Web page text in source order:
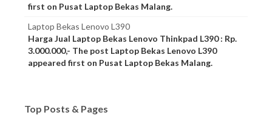
first on Pusat Laptop Bekas Malang.
Laptop Bekas Lenovo L390
Harga Jual Laptop Bekas Lenovo Thinkpad L390 : Rp.
3.000.000,- The post Laptop Bekas Lenovo L390
appeared first on Pusat Laptop Bekas Malang.
Top Posts & Pages